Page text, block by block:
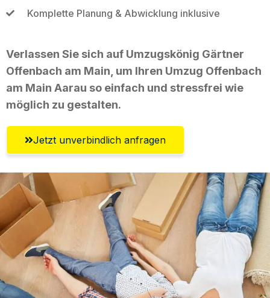
Komplette Planung & Abwicklung inklusive
Verlassen Sie sich auf Umzugskönig Gärtner
Offenbach am Main, um Ihren Umzug Offenbach
am Main Aarau so einfach und stressfrei wie
möglich zu gestalten.
Jetzt unverbindlich anfragen